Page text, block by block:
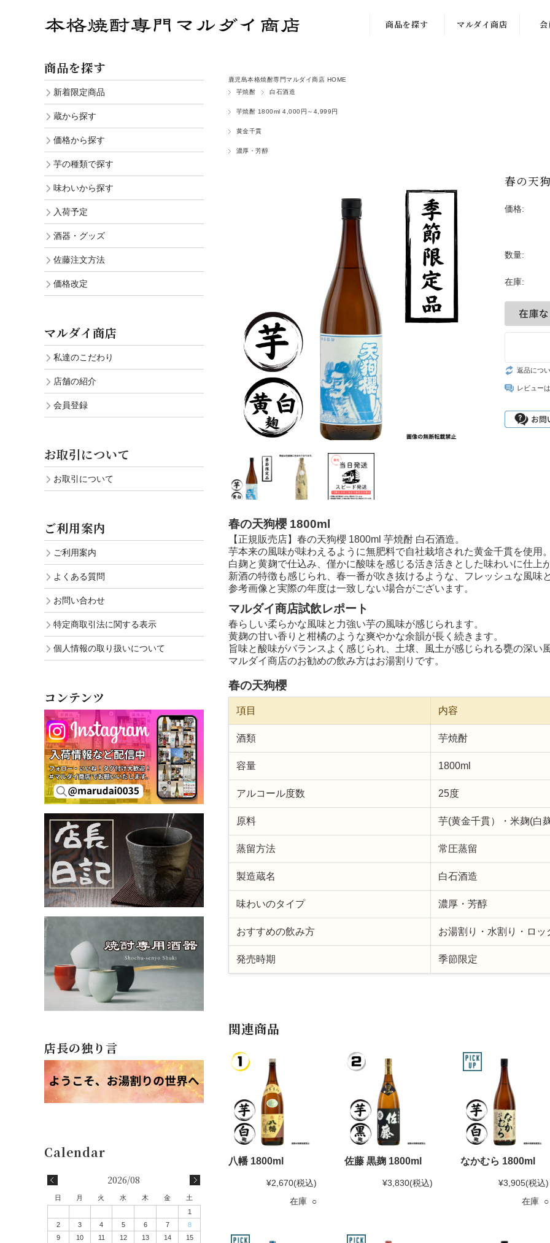
商品を探す
入荷予定
酒器・グッズ
佐藤注文方法
マルダイ商店
鹿児島本格焼酎専門マルダイ商店 HOME
芋焼酎
白石酒造
芋焼酎 1800ml 4,000円～4,999円
黄金千貫
濃厚・芳醇
春の天
価格:
数量:
在庫:
返品につ
レビュー
春の天狗櫻 1800ml
【正規販売店】春の天狗櫻 1800ml 芋焼酎 白石酒造。
芋本来の風味が味わえるように無肥料で自社栽培された黄金千貫を使用
白麹と黄麹で仕込み、僅かに酸味を感じる活き活きとした味わいに仕上
新酒の特徴も感じられ、春一番が吹き抜けるような、フレッシュな風味
参考画像と実際の年度は一致しない場合がございます。
マルダイ商店試飲レポート
春らしい柔らかな風味と力強い芋の風味が感じられます。
黄麹の甘い香りと柑橘のような爽やかな余韻が長く続きます。
旨味と酸味がバランスよく感じられ、土壌、風土が感じられる甕の深い
マルダイ商店のお勧めの飲み方はお湯割りです。
春の天狗櫻
項目 内容
酒類 芋焼酎
容量 1800ml
アルコール度数 25度
原料 芋(黄金千貫）・米麹(白
蒸留方法 常圧蒸留
製造蔵名 白石酒造
味わいのタイプ 濃厚・芳醇
おすすめの飲み方 お湯割り・水割り・ロッ
発売時期 季節限定
関連商品
八幡 1800ml
¥2,670(税込)
在庫 ○
佐藤 黒麹 1800ml
¥3,830(税込)
なかむら 1800ml
¥3,905(税込)
在庫 ○
商品を探す
新着限定商品
蔵から探す
価格から探す
芋の種類で探す
味わいから探す
入荷予定
酒器・グッズ
佐藤注文方法
価格改定
マルダイ商店
私達のこだわり
店舗の紹介
会員登録
お取引について
お取引について
ご利用案内
ご利用案内
よくある質問
お問い合わせ
特定商取引法に関する表示
個人情報の取り扱いについて
コンテンツ
店長の独り言
2026/08
日 月 火 水 木 金
土
1
2
3 4 5 6 7
8
9
10 11 12 13 14
15